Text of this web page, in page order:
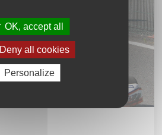
OK, accept all
Deny all cookies
Personalize